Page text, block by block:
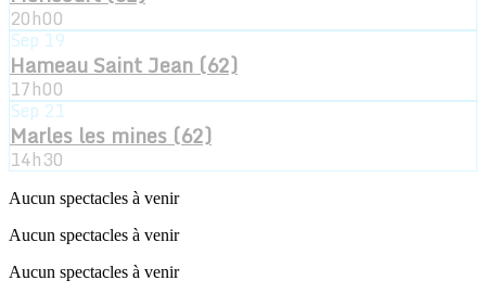
20h00
Sep19
Hameau Saint Jean (62)
17h00
Sep21
Marles les mines (62)
14h30
Aucun spectacles à venir
Aucun spectacles à venir
Aucun spectacles à venir